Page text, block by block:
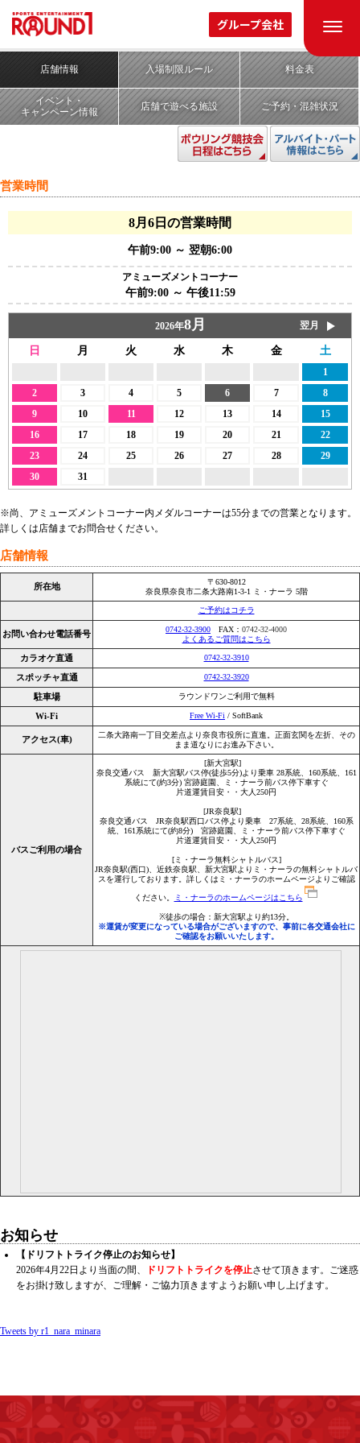
グループ会社
ラウンドワンスタジアム
奈良 ミ・ナーラ店
店舗情報 入場制限ルール 料金表
イベント・
キャンペーン情報
店舗で遊べる施設 ご予約・混雑状況
営業時間
8月6日の営業時間
午前9:00 ～ 翌朝6:00
アミューズメントコーナー
午前9:00 ～ 午後11:59
2026年8月 翌月
日 月 火 水 木 金 土
1
2
3 4 5 6 7
8
9
10 11 12 13 14
15
16
17 18 19 20 21
22
23
24 25 26 27 28
29
30
31
※尚、アミューズメントコーナー内メダルコーナーは55分までの営業となります。
詳しくは店舗までお問合せください。
店舗情報
所在地
〒630-8012
奈良県奈良市二条大路南1-3-1 ミ・ナーラ 5階
ご予約はコチラ
お問い合わせ電話番号 0742-32-3900 FAX： 0742-32-4000
よくあるご質問はこちら
カラオケ直通 0742-32-3910
スポッチャ直通 0742-32-3920
駐車場 ラウンドワンご利用で無料
Wi-Fi Free Wi-Fi / SoftBank
アクセス(車)
二条大路南一丁目交差点より奈良市役所に直進。正面玄関を左折、その
まま道なりにお進み下さい。
バスご利用の場合
[新大宮駅]
奈良交通バス 新大宮駅バス停(徒歩5分)より乗車 28系統、160系統、161
系統にて(約3分) 宮跡庭園、ミ・ナーラ前バス停下車すぐ
片道運賃目安・・大人250円
[JR奈良駅]
奈良交通バス JR奈良駅西口バス停より乗車 27系統、28系統、160系
統、161系統にて(約8分) 宮跡庭園、ミ・ナーラ前バス停下車すぐ
片道運賃目安・・大人250円
[ミ・ナーラ無料シャトルバス]
JR奈良駅(西口)、近鉄奈良駅、新大宮駅よりミ・ナーラの無料シャトルバ
スを運行しております。詳しくはミ・ナーラのホームページよりご確認
ください。 ミ・ナーラのホームページはこちら
※徒歩の場合：新大宮駅より約13分。
※運賃が変更になっている場合がございますので、事前に各交通会社に
ご確認をお願いいたします。
お知らせ
【ドリフトトライク停止のお知らせ】
2026年4月22日より当面の間、
ドリフトトライクを停止させて頂きます。ご迷惑
をお掛け致しますが、ご理解・ご協力頂きますようお願い申し上げます。
Tweets by r1_nara_minara